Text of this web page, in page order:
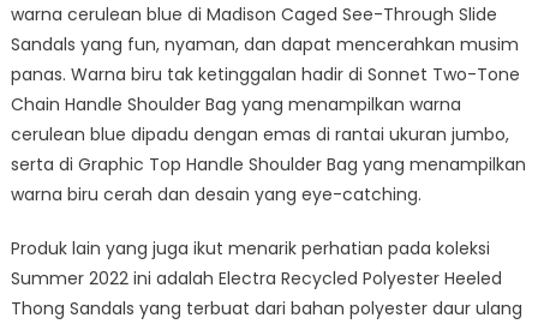
warna cerulean blue di Madison Caged See-Through Slide
Sandals yang fun, nyaman, dan dapat mencerahkan musim
panas. Warna biru tak ketinggalan hadir di Sonnet Two-Tone
Chain Handle Shoulder Bag yang menampilkan warna
cerulean blue dipadu dengan emas di rantai ukuran jumbo,
serta di Graphic Top Handle Shoulder Bag yang menampilkan
warna biru cerah dan desain yang eye-catching.
Produk lain yang juga ikut menarik perhatian pada koleksi
Summer 2022 ini adalah Electra Recycled Polyester Heeled
Thong Sandals yang terbuat dari bahan polyester daur ulang